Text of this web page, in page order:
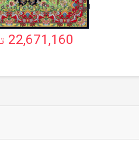
لچک و ترنج گلفرنگ
22,671,160